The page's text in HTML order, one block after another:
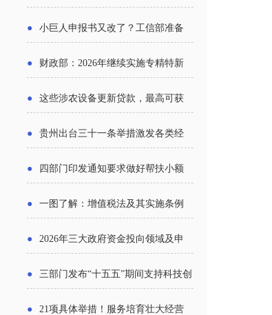
● 小巨人申报书又改了？工信部准备
● 财政部：2026年继续实施专精特新
● 这些涉农设备更新贷款，最高可获
● 贵州出台三十一条举措激发各类经
● 四部门印发通知要求做好帮扶小额
● 一图了解：增值税法及其实施条例
● 2026年三大政府资金投向领域及申
● 三部门发布“十五五”期间支持科技创
● 21项具体举措！服务培育壮大经营